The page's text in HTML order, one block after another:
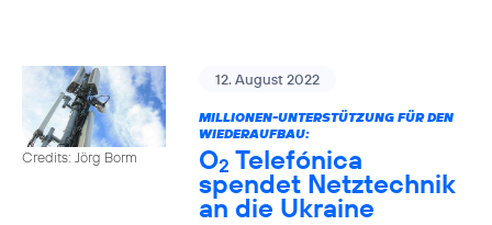
Credits: Jörg Borm
12. August 2022
MILLIONEN-UNTERSTÜTZUNG FÜR DEN
WIEDERAUFBAU:
O2 Telefónica
spendet Netztechnik
an die Ukraine